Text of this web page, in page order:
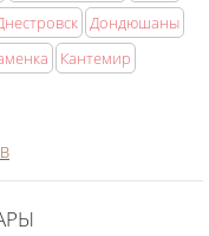
Дондюшаны
Кантемир